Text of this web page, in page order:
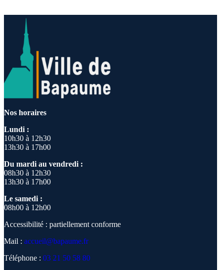
Nos horaires
Lundi :
10h30 à 12h30
13h30 à 17h00
Du mardi au vendredi :
08h30 à 12h30
13h30 à 17h00
Le samedi :
08h00 à 12h00
Accessibilité : partiellement conforme
Mail : accueil@bapaume.fr
Téléphone : 03 21 50 58 80